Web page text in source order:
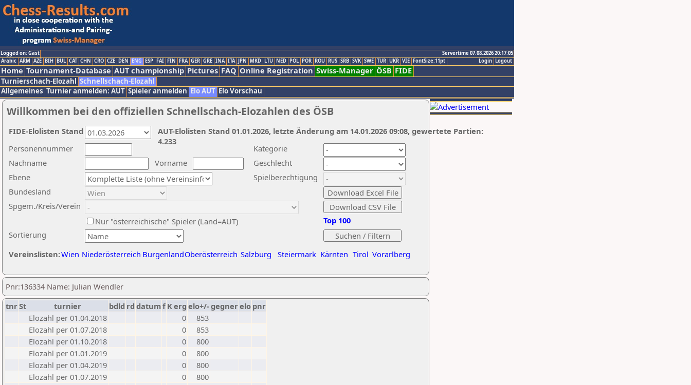
Logged on: Gast
Servertime 07.08.2026 20:17:05
Logout
Login
Arabic ARM AZE BIH BUL CAT CHN CRO CZE DEN ENG ESP FAI FIN FRA GER GRE INA ITA JPN MKD LTU NED POL POR ROU RUS SRB SVK SWE TUR UKR VIE FontSize:11pt
Home Tournament-Database AUT championship Pictures FAQ Online Registration Swiss-Manager ÖSB FIDE
Turnierschach-Elozahl Schnellschach-Elozahl
Allgemeines Turnier anmelden: AUT Spieler anmelden Elo AUT Elo Vorschau
Willkommen bei den offiziellen Schnellschach-Elozahlen des ÖSB
Nachname
Vorname
Ebene
Kategorie
Sortierung
Personennummer
Bundesland
Spgem./Kreis/Verein
Geschlecht
Nur "österreichische" Spieler (Land=AUT)
Spielberechtigung
Vereinslisten:Wien Niederösterreich BurgenlandOberösterreich Salzburg Steiermark Kärnten Tirol Vorarlberg
Top 100
AUT-Elolisten Stand 01.01.2026, letzte Änderung am 14.01.2026 09:08, gewertete Partien:
4.233
FIDE-Elolisten Stand
Pnr:136334 Name: Julian Wendler
tnrSt turnier bdld rd datumf Kerg elo+/-gegnerelo pnr
Elozahl per 01.04.2018
0
853
Elozahl per 01.07.2018
0
853
Elozahl per 01.10.2018
0
800
Elozahl per 01.01.2019
0
800
Elozahl per 01.04.2019
0
800
Elozahl per 01.07.2019
0
800